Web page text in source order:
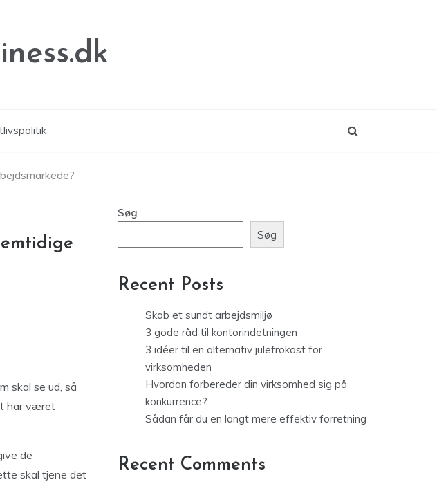
skal se ud, så
har været
de
skal tjene det
Søg
Søg
Recent Posts
Skab et sundt arbejdsmiljø
3 gode råd til kontorindetningen
3 idéer til en alternativ julefrokost for
virksomheden
Hvordan forbereder din virksomhed sig på
konkurrence?
Sådan får du en langt mere effektiv forretning
Recent Comments